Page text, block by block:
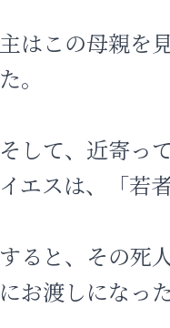
主はこの母親を
た。
そして、近寄っ
イエスは、「若
すると、その死
にお渡しになった